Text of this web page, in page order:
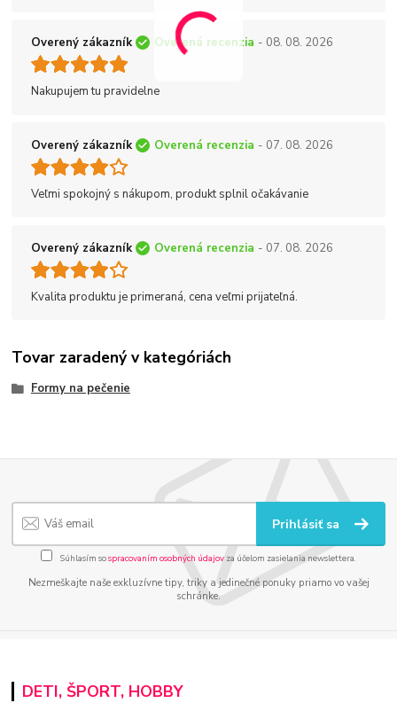
Overený zákazník Overená recenzia - 08. 08. 2026
Nakupujem tu pravidelne
Overený zákazník Overená recenzia - 07. 08. 2026
Veľmi spokojný s nákupom, produkt splnil očakávanie
Overený zákazník Overená recenzia - 07. 08. 2026
Kvalita produktu je primeraná, cena veľmi prijateľná.
Tovar zaradený v kategóriách
Formy na pečenie
Prihlásiť sa
Súhlasím sospracovaním osobných údajov za účelom zasielania newslettera.
Nezmeškajte naše exkluzívne tipy, triky a jedinečné ponuky priamo vo vašej
schránke.
DETI, ŠPORT, HOBBY